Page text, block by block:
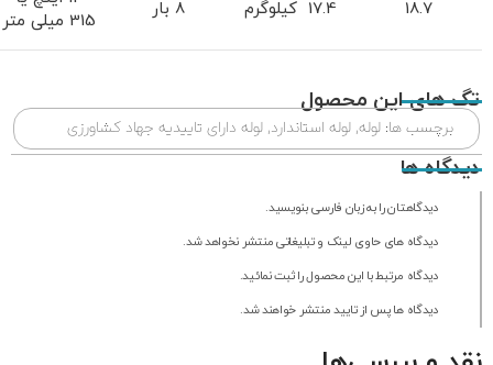
18.7 17.4 کیلوگرم 8 بار
315 میلی متر
تگ های این محصول
برچسب ها: لوله, لوله استاندارد, لوله دارای تاییدیه جهاد کشاورزی
دیدگاه ها
دیدگاهتان را به زبان فارسی بنویسید.
دیدگاه های حاوی لینک و تبلیغاتی منتشر نخواهد شد.
دیدگاه مرتبط با این محصول را ثبت نمائید.
دیدگاه ها پس از تایید منتشر خواهند شد.